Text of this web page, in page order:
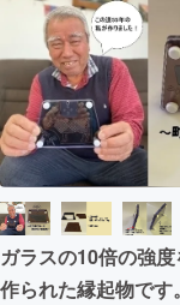
アート
テクノ
映像・
ビジネ
まちづ
ガラスの10倍の強
作られた縁起物です